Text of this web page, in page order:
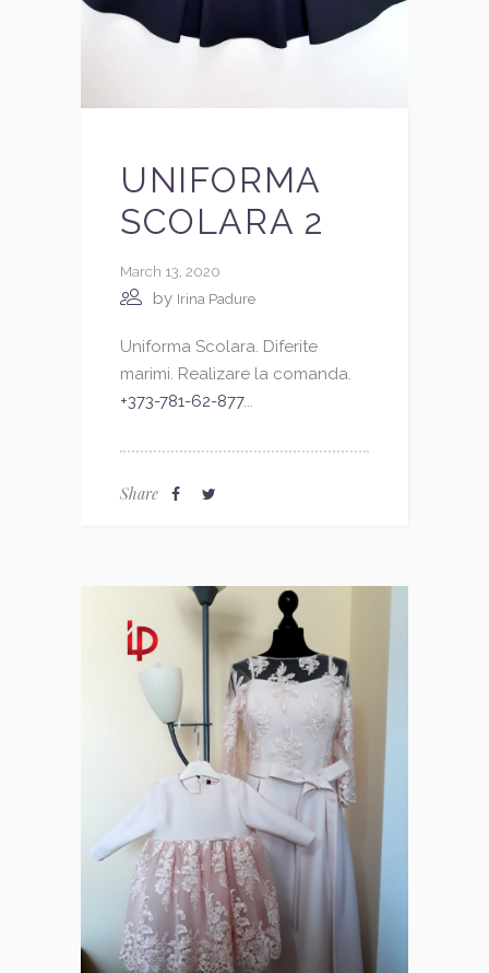
UNIFORMA
SCOLARA 2
March 13, 2020
by Irina Padure
Uniforma Scolara. Diferite
marimi. Realizare la comanda.
+373-781-62-877...
Share